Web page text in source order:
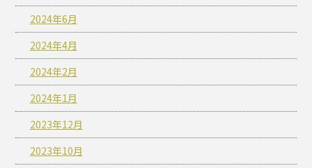
2024年6月
2024年4月
2024年2月
2024年1月
2023年12月
2023年10月